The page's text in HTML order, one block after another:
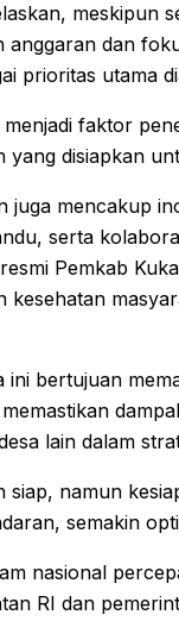
meskipun
dan
prioritas utama
faktor
disiapkan
juga mencakup
serta
Pemkab
kesehatan
bertujuan
lain dalam
siap, namun
semakin
nasional
RI dan